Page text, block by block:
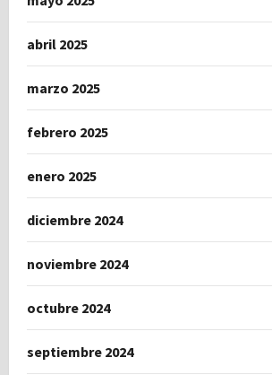
abril 2025
marzo 2025
febrero 2025
enero 2025
diciembre 2024
noviembre 2024
octubre 2024
septiembre 2024